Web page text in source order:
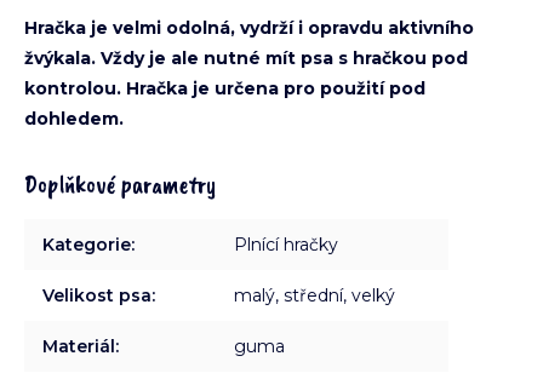
Hračka je velmi odolná, vydrží i opravdu aktivního
žvýkala. Vždy je ale nutné mít psa s hračkou pod
kontrolou. Hračka je určena pro použití pod
dohledem.
Doplňkové parametry
Kategorie: Plnící hračky
Velikost psa: malý, střední, velký
Materiál: guma